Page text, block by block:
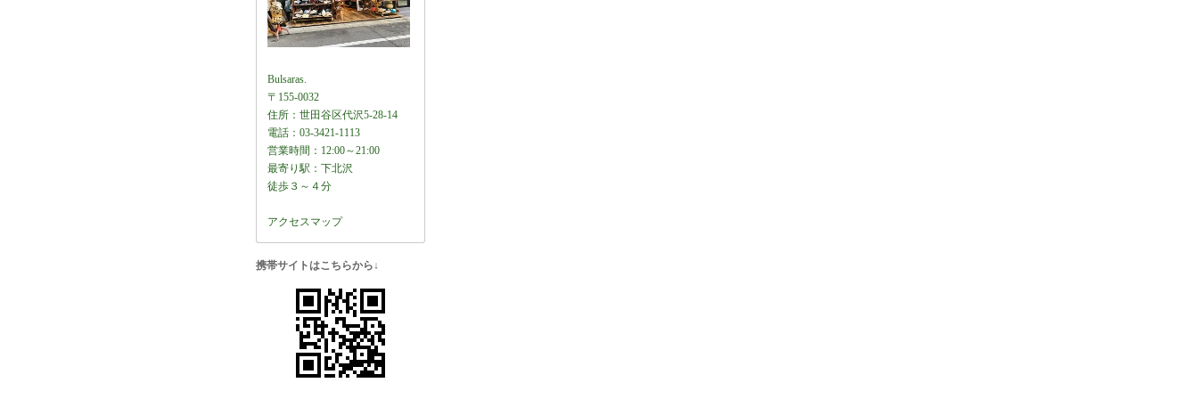
Bulsaras.
〒155-0032
住所：世田谷区代沢5-28-14
電話：03-3421-1113
営業時間：12:00～21:00
最寄り駅：下北沢
徒歩３～４分
アクセスマップ
携帯サイトはこちらから↓